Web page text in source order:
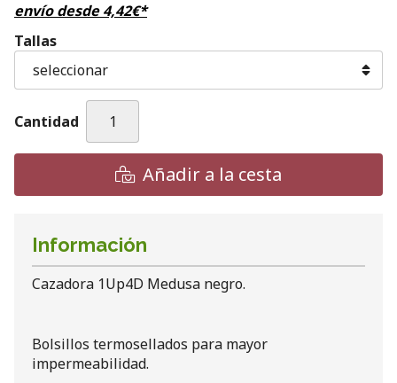
envío desde4,42€*
Tallas
Cantidad
Añadir a la cesta
Información
Cazadora 1Up4D Medusa negro.
Bolsillos termosellados para mayor
impermeabilidad.